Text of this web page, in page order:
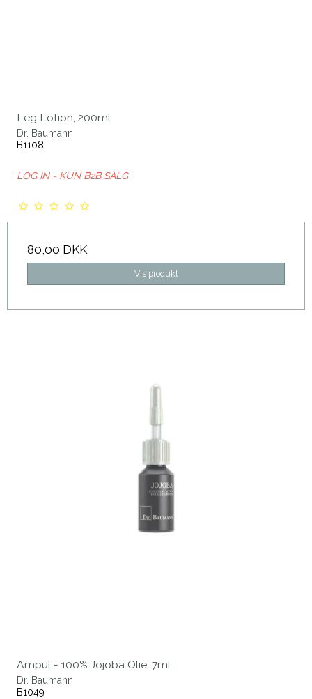
Leg Lotion, 200ml
Dr. Baumann
B1108
LOG IN - KUN B2B SALG
80,00 DKK
Vis produkt
Ampul - 100% Jojoba Olie, 7ml
Dr. Baumann
B1049